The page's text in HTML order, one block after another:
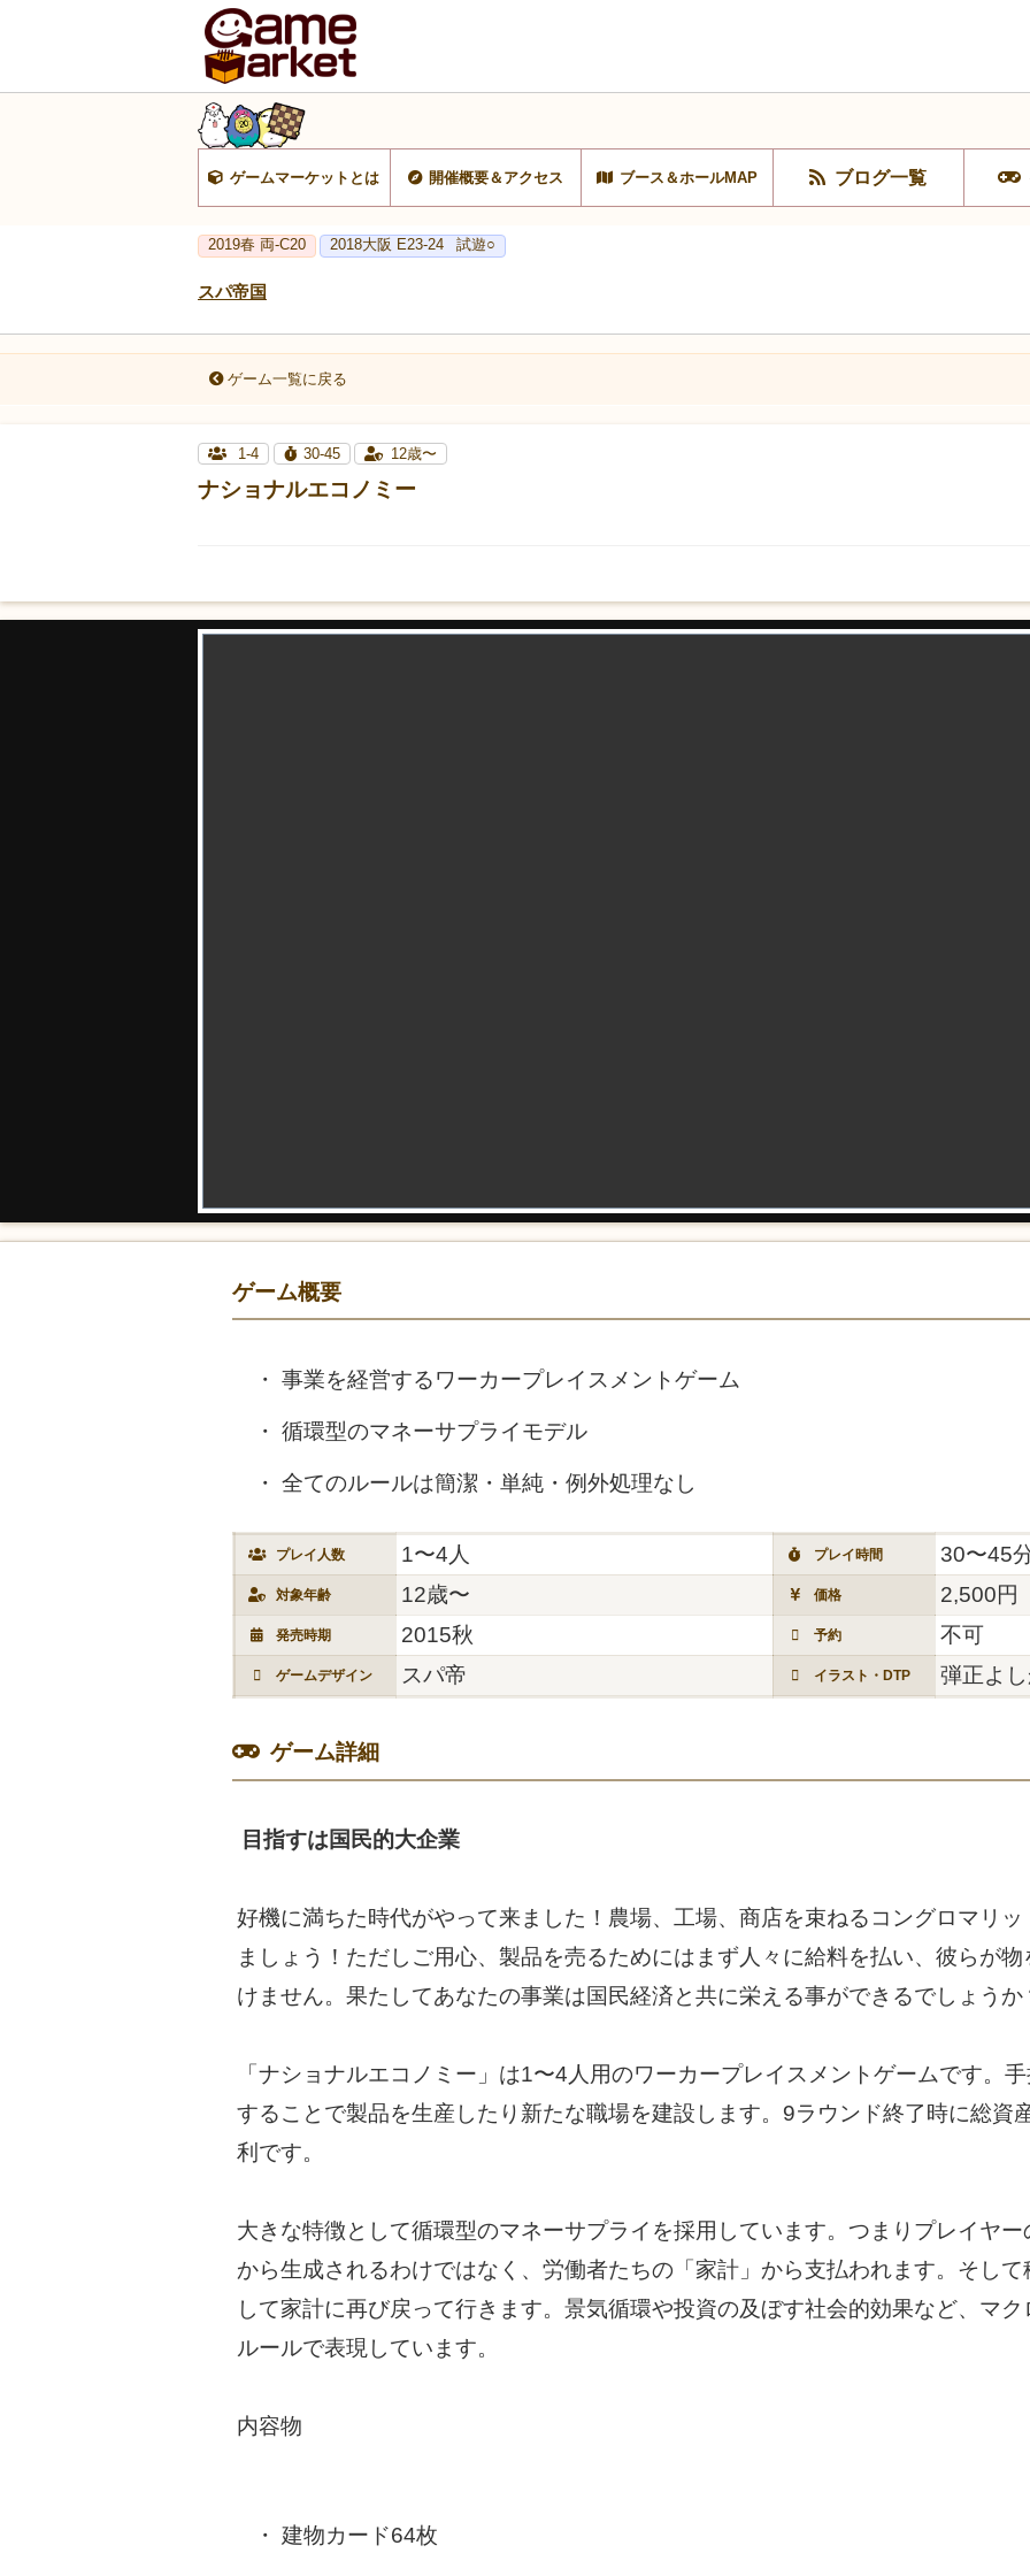
ゲームマーケットとは 開催概要＆アクセス ブース＆ホールMAP ブログ一覧
2019春 両-C20 2018大阪 E23-24 試遊○
スパ帝国
ゲーム一覧に戻る
1-4 30-45 12歳〜
ナショナルエコノミー
ゲーム概要
事業を経営するワーカープレイスメントゲーム
循環型のマネーサプライモデル
全てのルールは簡潔・単純・例外処理なし
プレイ人数 1〜4人 プレイ時間 30〜45
対象年齢 12歳〜 価格 2,500円
発売時期 2015秋 予約 不可
ゲームデザイン スパ帝 イラスト・DTP 弾正よ
ゲーム詳細
目指すは国民的大企業
好機に満ちた時代がやって来ました！農場、工場、商店を束ねるコングロマリ
ましょう！ただしご用心、製品を売るためにはまず人々に給料を払い、彼らが
けません。果たしてあなたの事業は国民経済と共に栄える事ができるでしょうか
「ナショナルエコノミー」は1〜4人用のワーカープレイスメントゲームです。
することで製品を生産したり新たな職場を建設します。9ラウンド終了時に総資
利です。
大きな特徴として循環型のマネーサプライを採用しています。つまりプレイヤ
から生成されるわけではなく、労働者たちの「家計」から支払われます。そし
して家計に再び戻って行きます。景気循環や投資の及ぼす社会的効果など、マ
ルールで表現しています。
内容物
建物カード64枚